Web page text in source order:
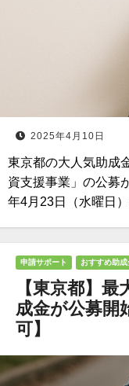
2025年4月10日
東京都の大人気助成
資支援事業」の公募
年4月23日（水曜日
申請サポート おすすめ助成
【東京都】
成金が公募開
可】